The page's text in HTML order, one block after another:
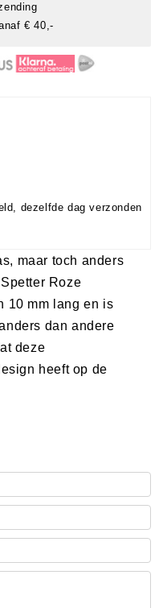
€ 40,-
dezelfde dag verzonden
maar toch anders
Roze
10 mm lang en is
dan andere
deze
heeft op de